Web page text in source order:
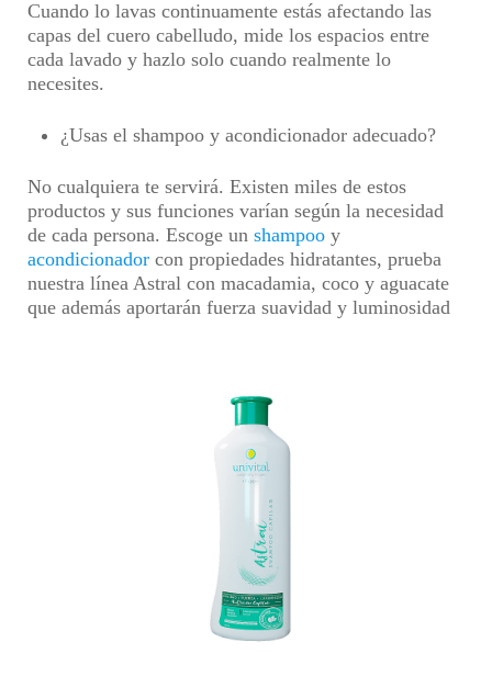
Cuando lo lavas continuamente estás afectando las
capas del cuero cabelludo, mide los espacios entre
cada lavado y hazlo solo cuando realmente lo
necesites.
¿Usas el shampoo y acondicionador adecuado?
No cualquiera te servirá. Existen miles de estos
productos y sus funciones varían según la necesidad
de cada persona. Escoge un shampoo y
acondicionador con propiedades hidratantes, prueba
nuestra línea Astral con macadamia, coco y aguacate
que además aportarán fuerza suavidad y luminosidad